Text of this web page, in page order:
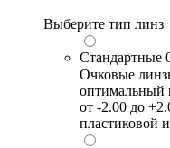
Выберите тип линз
Стандартные
Очковые
оптимальный
от -2.00 до
пластиковой